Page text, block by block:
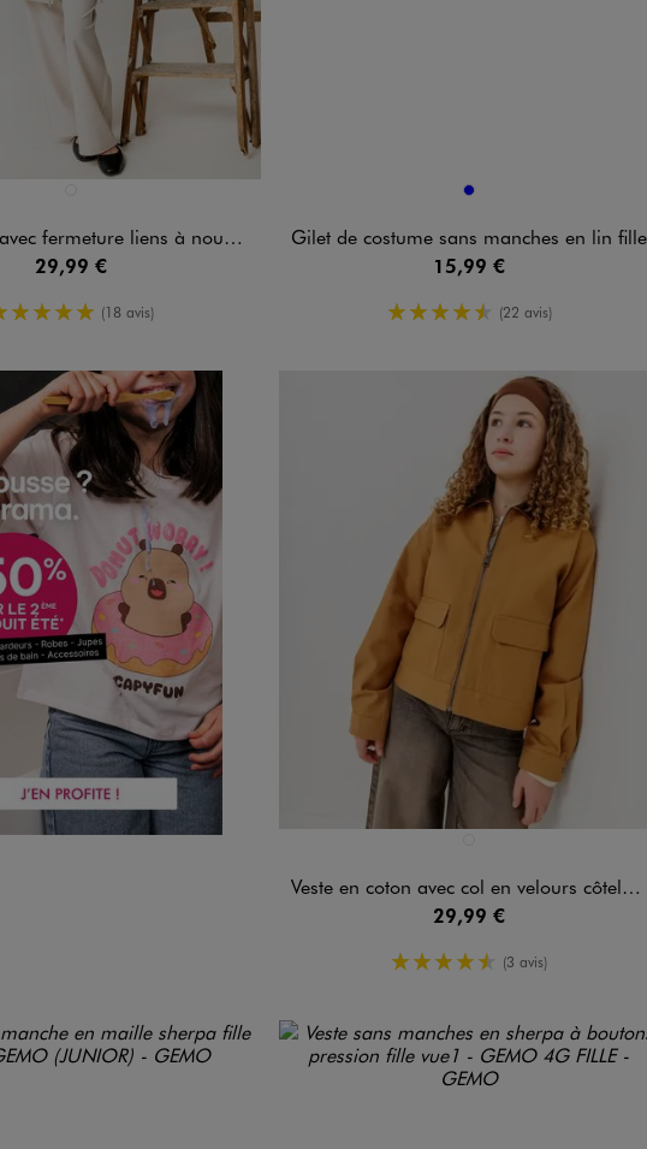
fermeture liens à nouer fille
29,99 €
5/5 de moyenne
(18 avis)
Disponible en 1 colorisBLEU
Gilet de costume sans manches en lin fille
15,99 €
4.5/5 de moyenne
(22 avis)
Veste en coton avec col en velours côtelé fille
29,99 €
4.5/5 de moyenne
(3 avis)